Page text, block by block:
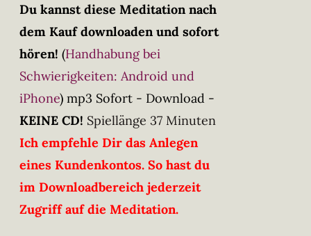
Du kannst diese Meditation nach
dem Kauf downloaden und sofort
hören! (Handhabung bei
Schwierigkeiten: Android und
iPhone) mp3 Sofort - Download -
KEINE CD! Spiellänge 37 Minuten
Ich empfehle Dir das Anlegen
eines Kundenkontos. So hast du
im Downloadbereich jederzeit
Zugriff auf die Meditation.